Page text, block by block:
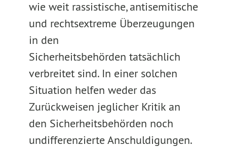
wie weit rassistische, antisemitische
und rechtsextreme Überzeugungen
in den
Sicherheitsbehörden tatsächlich
verbreitet sind. In einer solchen
Situation helfen weder das
Zurückweisen jeglicher Kritik an
den Sicherheitsbehörden noch
undifferenzierte Anschuldigungen.